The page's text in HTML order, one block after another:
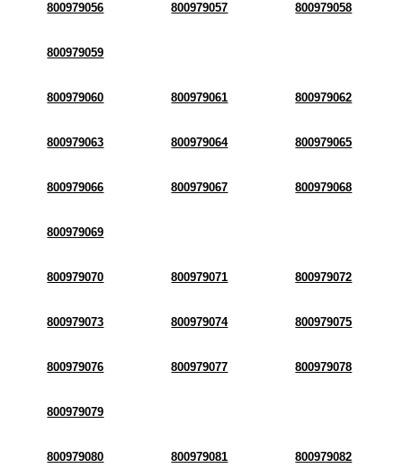
800979056 800979057 800979058
800979059
800979060 800979061 800979062
800979063 800979064 800979065
800979066 800979067 800979068
800979069
800979070 800979071 800979072
800979073 800979074 800979075
800979076 800979077 800979078
800979079
800979080 800979081 800979082